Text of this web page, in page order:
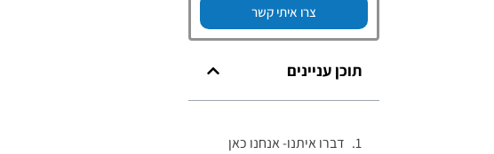
צרו איתי קשר
תוכן עניינים
דברו איתנו- אנחנו כאן